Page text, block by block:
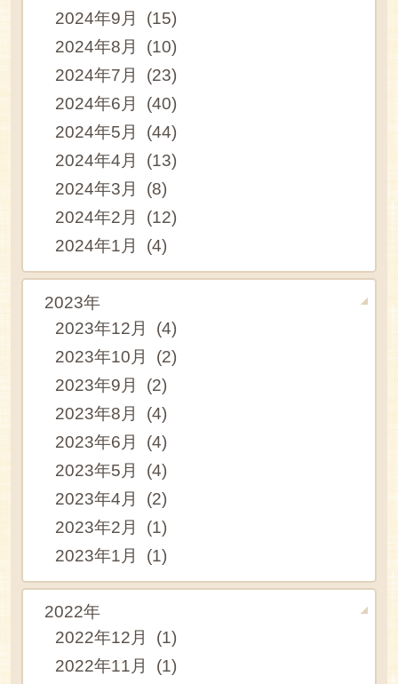
2024年9月 (15)
2024年8月 (10)
2024年7月 (23)
2024年6月 (40)
2024年5月 (44)
2024年4月 (13)
2024年3月 (8)
2024年2月 (12)
2024年1月 (4)
2023年
2023年12月 (4)
2023年10月 (2)
2023年9月 (2)
2023年8月 (4)
2023年6月 (4)
2023年5月 (4)
2023年4月 (2)
2023年2月 (1)
2023年1月 (1)
2022年
2022年12月 (1)
2022年11月 (1)